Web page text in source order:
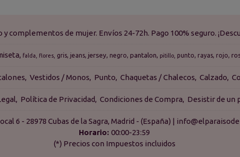
complementos de mujer. Envíos 24-72h. Pago 100% seguro.
falda flores gris jeans jersey negro pantalon pitillo punto rayas rojo
Vestidos / Monos Punto Chaquetas / Chalecos Calzado
Política de Privacidad Condiciones de Compra Desistir de un
6 - 28978 Cubas de la Sagra, Madrid - (España) |
Horario:00:00-23:59
(*) Precios con Impuestos incluidos